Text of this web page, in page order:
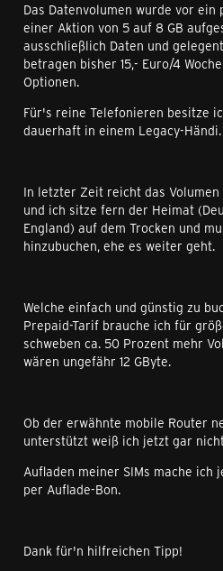
Das Datenvolumen wurde vor ein
einer Aktion von 5 auf 8 GB
ausschließlich Daten und
betragen bisher 15,- Euro/4
Optionen.
Für's reine Telefonieren besitze
dauerhaft in einem Legacy-Händi.
In letzter Zeit reicht das
und ich sitze fern der Heimat
England) auf dem Trocken und
hinzubuchen, ehe es weiter geht.
Welche einfach und günstig zu
Prepaid-Tarif brauche ich für
schweben ca. 50 Prozent mehr
wären ungefähr 12 GByte.
Ob der erwähnte mobile Router
unterstützt weiß ich jetzt gar
Aufladen meiner SIMs mache ich
per Auflade-Bon.
Dank für'n hilfreichen Tipp!